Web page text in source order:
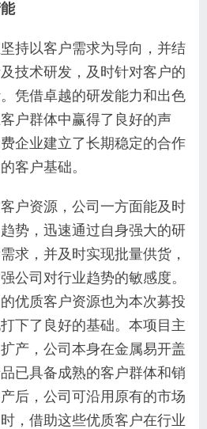
持以客户需求为导向，并结
技术研发，及时针对客户的
凭借卓越的研发能力和出色
户群体中赢得了良好的声
企业建立了长期稳定的合作
客户基础。
户资源，公司一方面能及时
势，迅速通过自身强大的研
求，并及时实现批量供货，
公司对行业趋势的敏感度。
优质客户资源也为本次募投
下了良好的基础。本项目主
产，公司本身在金属易开盖
已具备成熟的客户群体和销
后，公司可沿用原有的市场
，借助这些优质客户在行业